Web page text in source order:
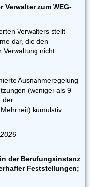
zum WEG-
Verwalters stellt
dar, die den
Verwaltung nicht
Ausnahmeregelung
(weniger als 9
der
kumulativ
der Berufungsinstanz
Feststellungen;